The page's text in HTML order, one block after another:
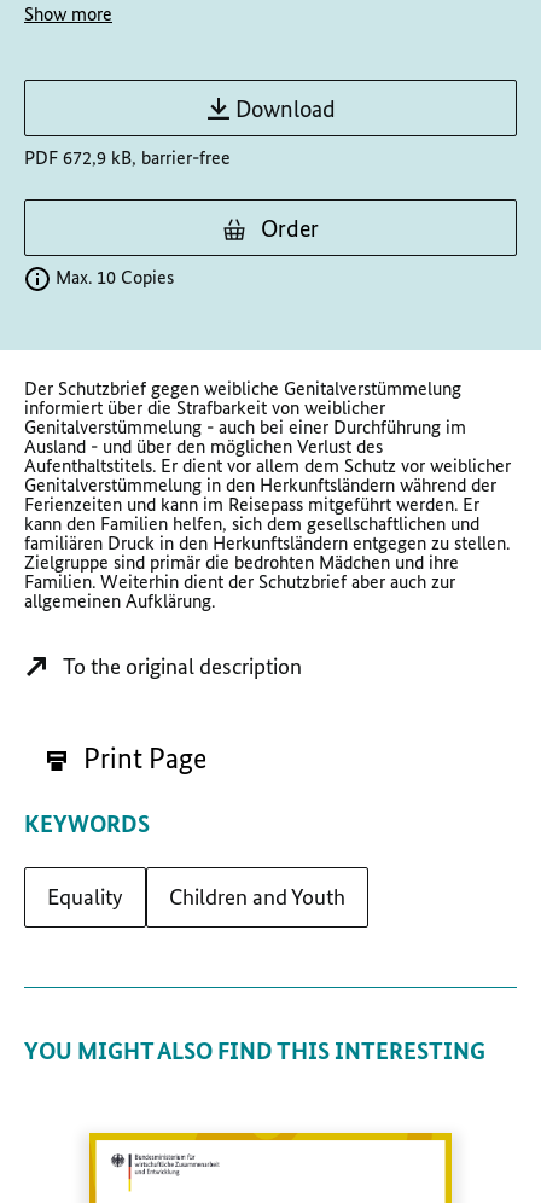
Show more
Download
PDF 672,9 kB, barrier-free
Order
Max. 10 Copies
Der Schutzbrief gegen weibliche Genitalverstümmelung
informiert über die Strafbarkeit von weiblicher
Genitalverstümmelung - auch bei einer Durchführung im
Ausland - und über den möglichen Verlust des
Aufenthaltstitels. Er dient vor allem dem Schutz vor weiblicher
Genitalverstümmelung in den Herkunftsländern während der
Ferienzeiten und kann im Reisepass mitgeführt werden. Er
kann den Familien helfen, sich dem gesellschaftlichen und
familiären Druck in den Herkunftsländern entgegen zu stellen.
Zielgruppe sind primär die bedrohten Mädchen und ihre
Familien. Weiterhin dient der Schutzbrief aber auch zur
allgemeinen Aufklärung.
To the original description
Print Page
KEYWORDS
Equality Children and Youth
YOU MIGHT ALSO FIND THIS INTERESTING